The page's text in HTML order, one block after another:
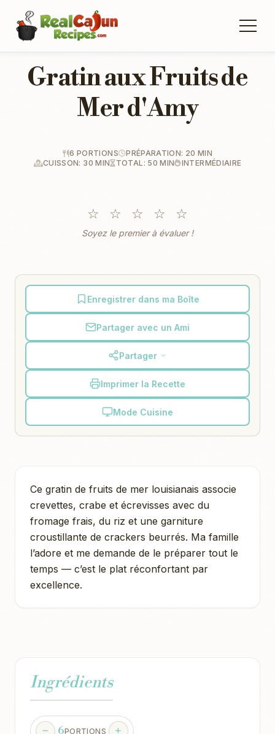
Gratin aux Fruits de
Mer d'Amy
6 PORTIONS
PRÉPARATION: 20 MIN
CUISSON: 30 MIN
TOTAL: 50 MIN INTERMÉDIAIRE
☆ ☆ ☆ ☆ ☆
Soyez le premier à évaluer !
Enregistrer dans ma Boîte
Partager avec un Ami
Partager
Imprimer la Recette
Mode Cuisine
Ce gratin de fruits de mer louisianais associe
crevettes, crabe et écrevisses avec du
fromage frais, du riz et une garniture
croustillante de crackers beurrés. Ma famille
l’adore et me demande de le préparer tout le
temps — c’est le plat réconfortant par
excellence.
Ingrédients
6PORTIONS